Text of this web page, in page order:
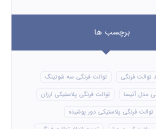
برچسب ها
توالت فرنگی
توالت فرنگی سه شوتینگ
مدل آنیسا
توالت فرنگی پلاستیکی ارزان
توالت فرنگی پلاستیکی دور پوشیده